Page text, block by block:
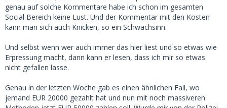
genau auf solche Kommentare habe ich schon im gesamten
Social Bereich keine Lust. Und der Kommentar mit den Kosten
kann man sich auch Knicken, so ein Schwachsinn.
Und selbst wenn wer auch immer das hier liest und so etwas wie
Erpressung macht, dann kann er lesen, dass ich mir so etwas
nicht gefallen lasse.
Genau in der letzten Woche gab es einen ähnlichen Fall, wo
jemand EUR 20000 gezahlt hat und nun mit noch massiveren